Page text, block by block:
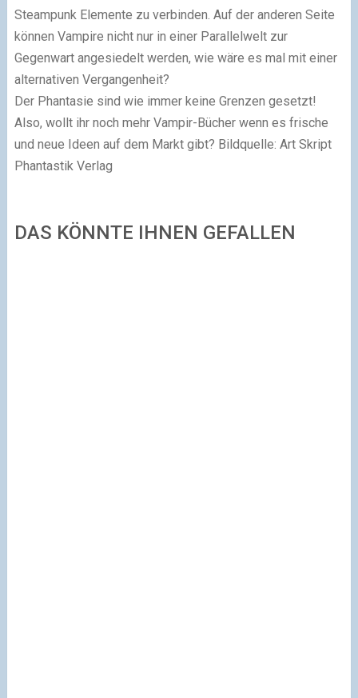
Steampunk Elemente zu verbinden. Auf der anderen Seite
können Vampire nicht nur in einer Parallelwelt zur
Gegenwart angesiedelt werden, wie wäre es mal mit einer
alternativen Vergangenheit?
Der Phantasie sind wie immer keine Grenzen gesetzt!
Also, wollt ihr noch mehr Vampir-Bücher wenn es frische
und neue Ideen auf dem Markt gibt? Bildquelle: Art Skript
Phantastik Verlag
DAS KÖNNTE IHNEN GEFALLEN